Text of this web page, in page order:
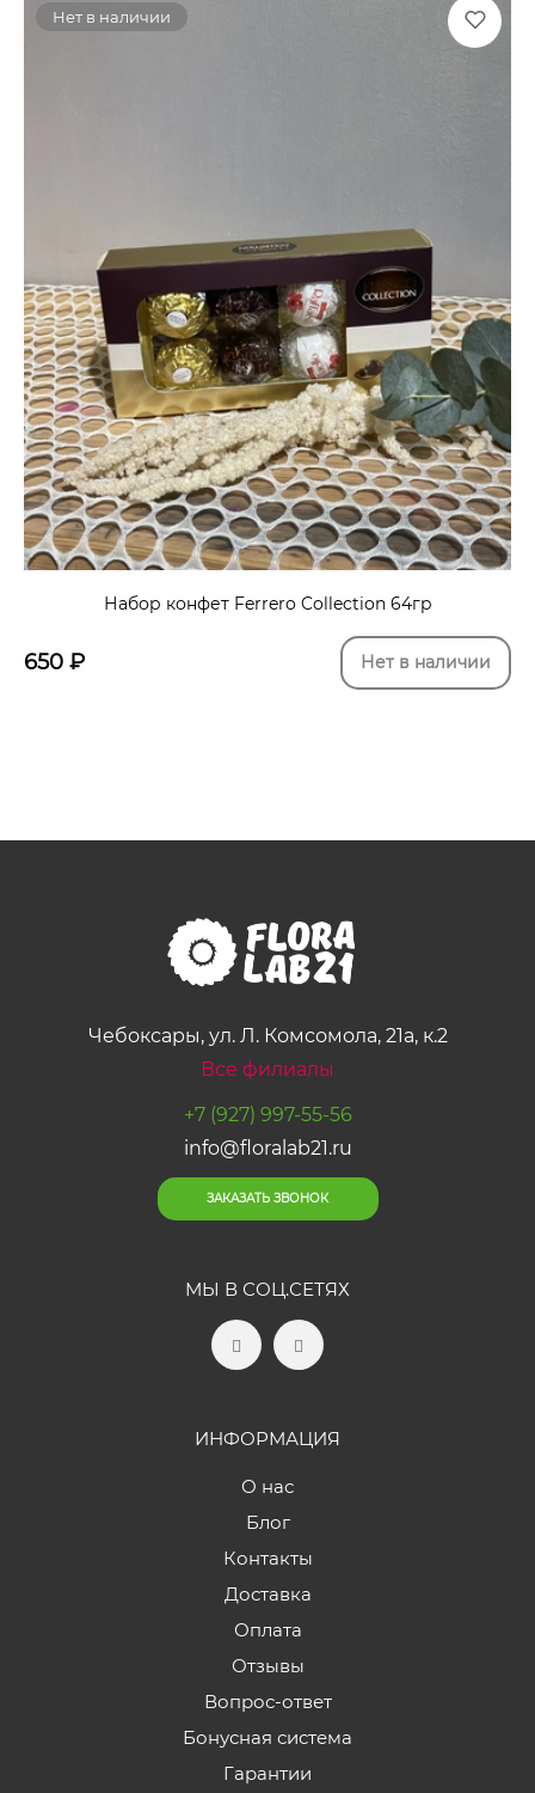
Нет в наличии
Набор конфет Ferrero Collection 64гр
650 ₽ Нет в наличии
Чебоксары, ул. Л. Комсомола, 21а, к.2
Все филиалы
+7 (927) 997-55-56
info@floralab21.ru
ЗАКАЗАТЬ ЗВОНОК
МЫ В СОЦ.СЕТЯХ
ИНФОРМАЦИЯ
О нас
Блог
Контакты
Доставка
Оплата
Отзывы
Вопрос-ответ
Бонусная система
Гарантии